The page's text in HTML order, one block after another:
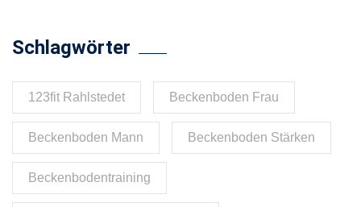
Schlagwörter
123fit Rahlstedet Beckenboden Frau
Beckenboden Mann Beckenboden Stärken
Beckenbodentraining